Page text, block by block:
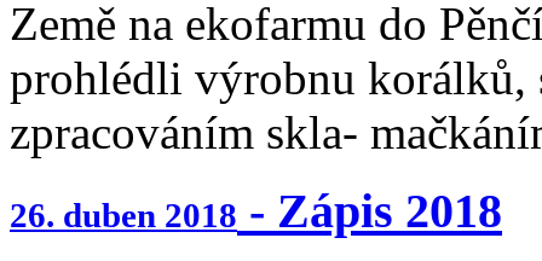
Země na ekofarmu do
prohlédli výrobnu korálků,
zpracováním skla-
26. duben 2018 - Zápis 2018